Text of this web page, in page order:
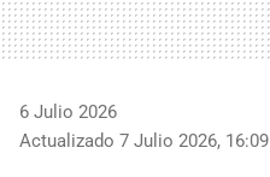
6 Julio 2026
Actualizado 7 Julio 2026, 16:09